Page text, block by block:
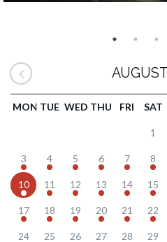
MON TUE WED THU FRI SAT
1
3 4 5 6 7 8
10 11 12 13 14 15
17 18 19 20 21 22
24 25 26 27 28 29